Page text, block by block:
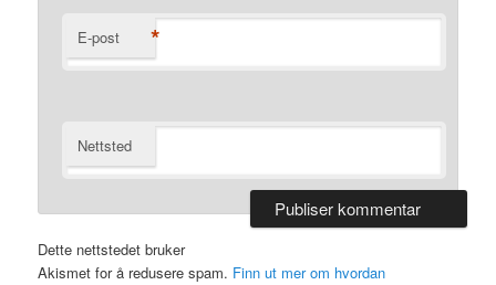
E-post *
Nettsted
Dette nettstedet bruker
Akismet for å redusere spam. Finn ut mer om hvordan